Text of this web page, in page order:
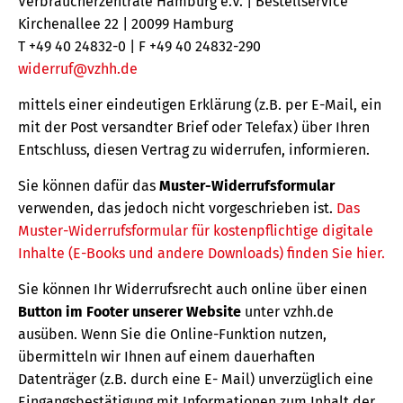
Kirchenallee 22 | 20099 Hamburg
T +49 40 24832-0 | F +49 40 24832-290
widerruf@vzhh.de
mittels einer eindeutigen Erklärung (z.B. per E-Mail, ein
mit der Post versandter Brief oder Telefax) über Ihren
Entschluss, diesen Vertrag zu widerrufen, informieren.
Sie können dafür das Muster-Widerrufsformular
verwenden, das jedoch nicht vorgeschrieben ist. Das
Muster-Widerrufsformular für kostenpflichtige digitale
Inhalte (E-Books und andere Downloads) finden Sie hier.
Sie können Ihr Widerrufsrecht auch online über einen
Button im Footer unserer Website unter vzhh.de
ausüben. Wenn Sie die Online-Funktion nutzen,
übermitteln wir Ihnen auf einem dauerhaften
Datenträger (z.B. durch eine E- Mail) unverzüglich eine